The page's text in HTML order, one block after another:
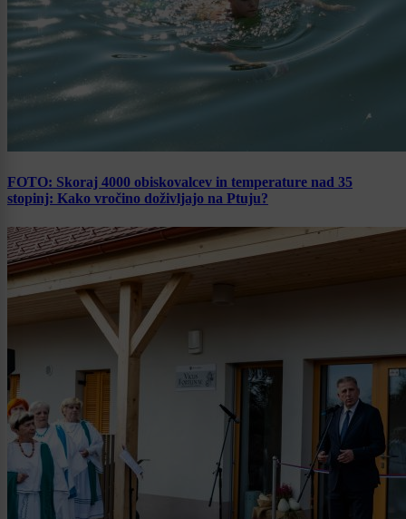
FOTO: Skoraj 4000 obiskovalcev in temperature nad 35
stopinj: Kako vročino doživljajo na Ptuju?